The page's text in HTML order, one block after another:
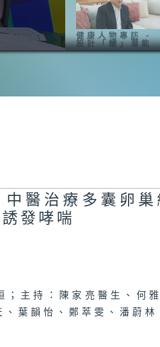
健康人物專訪 -
設計「耀」潛能
激綜合症
醫治療多囊卵巢
發哮喘
；主持：陳家亮醫生、何
葉韻怡、鄭萃雯、潘蔚林